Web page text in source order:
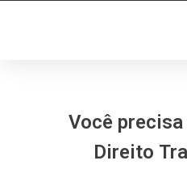
Você precisa
Direito